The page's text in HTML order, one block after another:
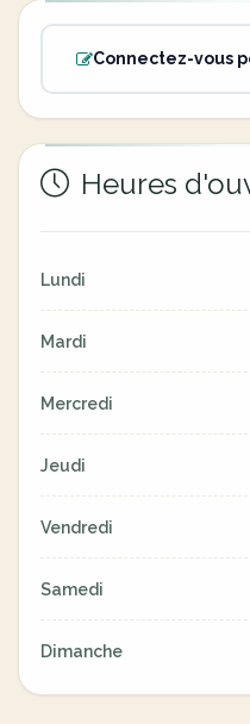
Connectez-vous
Heures
Lundi
Mardi
Mercredi
Jeudi
Vendredi
Samedi
Dimanche